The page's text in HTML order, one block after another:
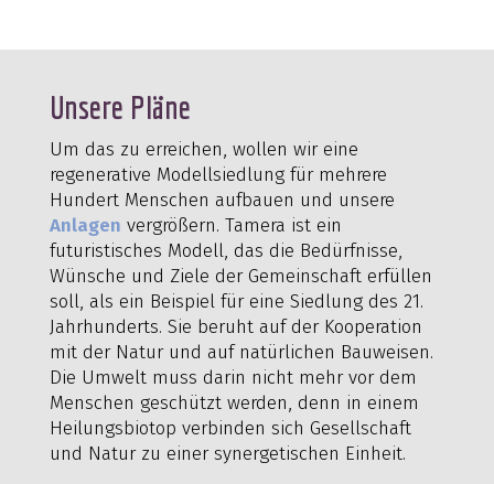
Unsere Pläne
Um das zu erreichen, wollen wir eine
regenerative Modellsiedlung für mehrere
Hundert Menschen aufbauen und unsere
Anlagen vergrößern. Tamera ist ein
futuristisches Modell, das die Bedürfnisse,
Wünsche und Ziele der Gemeinschaft erfüllen
soll, als ein Beispiel für eine Siedlung des 21.
Jahrhunderts. Sie beruht auf der Kooperation
mit der Natur und auf natürlichen Bauweisen.
Die Umwelt muss darin nicht mehr vor dem
Menschen geschützt werden, denn in einem
Heilungsbiotop verbinden sich Gesellschaft
und Natur zu einer synergetischen Einheit.